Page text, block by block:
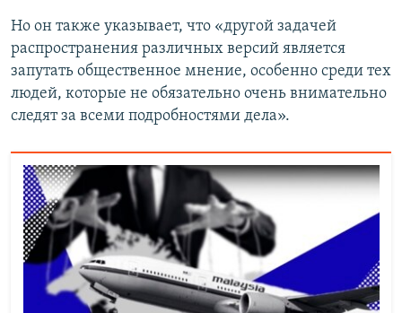
Но он также указывает, что «другой задачей
распространения различных версий является
запутать общественное мнение, особенно среди тех
людей, которые не обязательно очень внимательно
следят за всеми подробностями дела».